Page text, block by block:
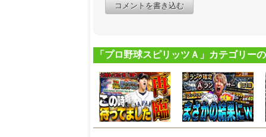
コメントを書き込む
「プロ野球スピリッツＡ」カテゴリー